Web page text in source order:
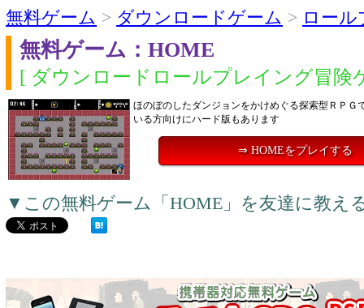
無料ゲーム > ダウンロードゲーム > ロー
無料ゲーム：HOME
[ ダウンロードロールプレイング冒険
ほのぼのしたダンジョンをかけめぐる探索型ＲＰＧ
いる方向けにハード版もあります
⇒ HOMEをプレイする
▼この無料ゲーム「HOME」を友達に教え